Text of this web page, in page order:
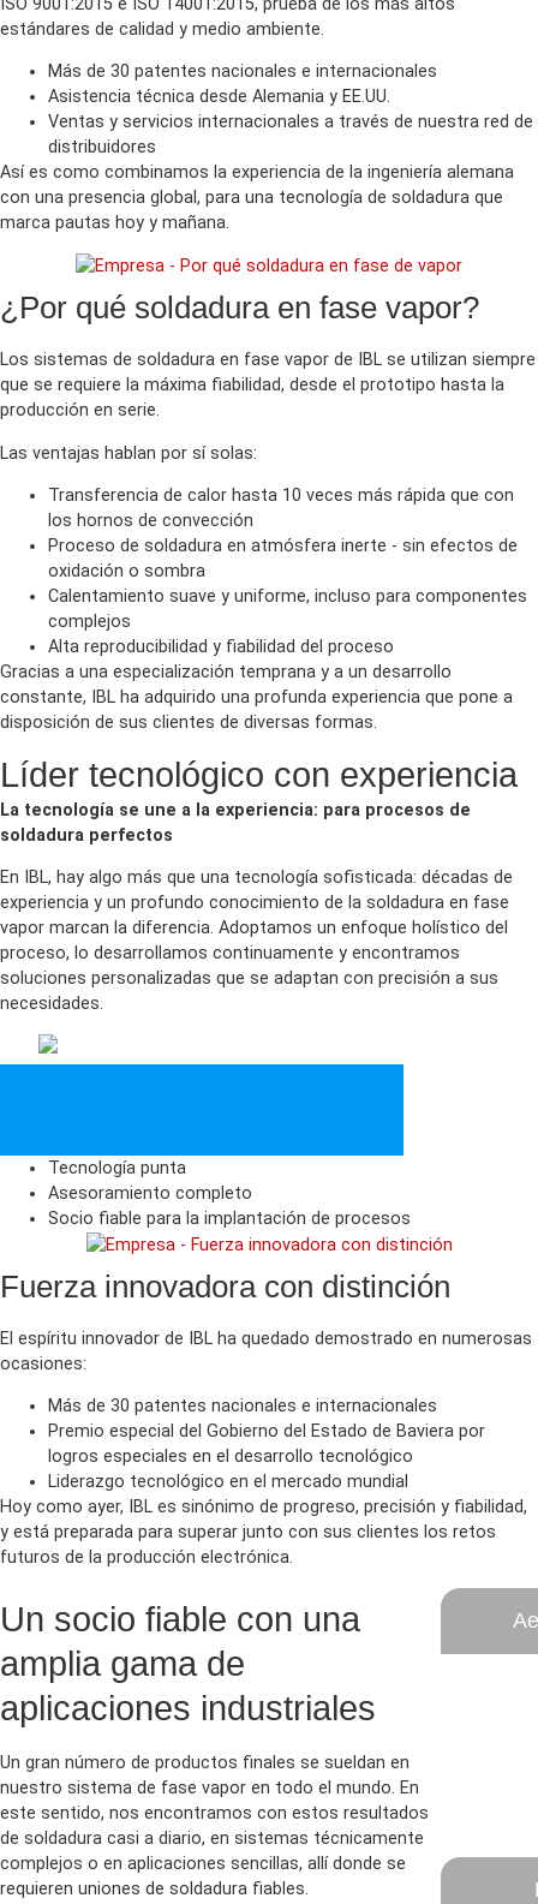
ISO 9001:2015 e ISO 14001:2015, prueba de los más altos
estándares de calidad y medio ambiente.
Más de 30 patentes nacionales e internacionales
Asistencia técnica desde Alemania y EE.UU.
Ventas y servicios internacionales a través de nuestra red de
distribuidores
Así es como combinamos la experiencia de la ingeniería alemana
con una presencia global, para una tecnología de soldadura que
marca pautas hoy y mañana.
¿Por qué soldadura en fase vapor?
Los sistemas de soldadura en fase vapor de IBL se utilizan siempre
que se requiere la máxima fiabilidad, desde el prototipo hasta la
producción en serie.
Las ventajas hablan por sí solas:
Transferencia de calor hasta 10 veces más rápida que con
los hornos de convección
Proceso de soldadura en atmósfera inerte - sin efectos de
oxidación o sombra
Calentamiento suave y uniforme, incluso para componentes
complejos
Alta reproducibilidad y fiabilidad del proceso
Gracias a una especialización temprana y a un desarrollo
constante, IBL ha adquirido una profunda experiencia que pone a
disposición de sus clientes de diversas formas.
Líder tecnológico con experiencia
La tecnología se une a la experiencia: para procesos de
soldadura perfectos
En IBL, hay algo más que una tecnología sofisticada: décadas de
experiencia y un profundo conocimiento de la soldadura en fase
vapor marcan la diferencia. Adoptamos un enfoque holístico del
proceso, lo desarrollamos continuamente y encontramos
soluciones personalizadas que se adaptan con precisión a sus
necesidades.
Tecnología punta
Asesoramiento completo
Socio fiable para la implantación de procesos
Fuerza innovadora con distinción
El espíritu innovador de IBL ha quedado demostrado en numerosas
ocasiones:
Más de 30 patentes nacionales e internacionales
Premio especial del Gobierno del Estado de Baviera por
logros especiales en el desarrollo tecnológico
Liderazgo tecnológico en el mercado mundial
Hoy como ayer, IBL es sinónimo de progreso, precisión y fiabilidad,
y está preparada para superar junto con sus clientes los retos
futuros de la producción electrónica.
Un socio fiable con una
amplia gama de
aplicaciones industriales
Un gran número de productos finales se sueldan en
nuestro sistema de fase vapor en todo el mundo. En
este sentido, nos encontramos con estos resultados
de soldadura casi a diario, en sistemas técnicamente
complejos o en aplicaciones sencillas, allí donde se
requieren uniones de soldadura fiables.